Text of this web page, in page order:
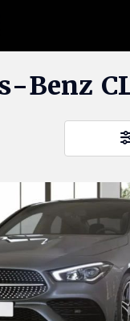
Benz